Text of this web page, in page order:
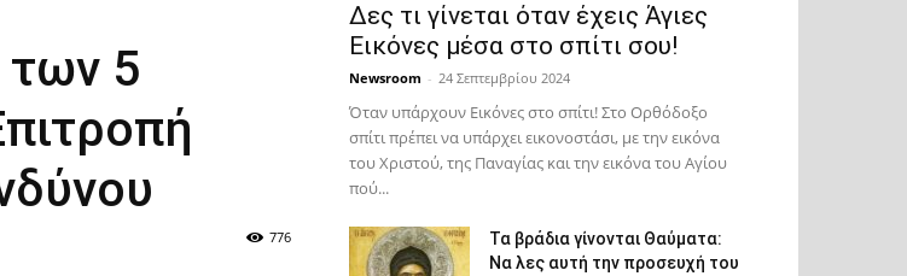
των 5
776
Δες τι γίνεται όταν έχεις Άγιες
Εικόνες μέσα στο σπίτι σου!
Newsroom - 24 Σεπτεμβρίου 2024
Όταν υπάρχουν Εικόνες στο σπίτι! Στο Ορθόδοξο
σπίτι πρέπει να υπάρχει εικονοστάσι, με την εικόνα
του Χριστού, της Παν­αγίας και την εικόνα του Αγίου
πού...
Τα βράδια γίνονται Θαύματα:
Να λες αυτή την προσευχή του